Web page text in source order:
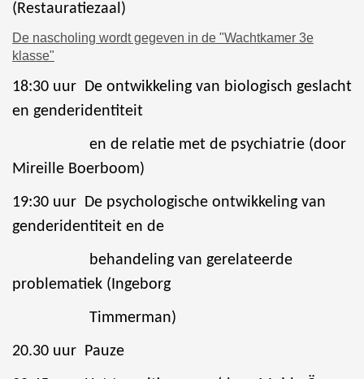
(Restauratiezaal)
De nascholing wordt gegeven in de "Wachtkamer 3e
klasse"
18:30 uur De ontwikkeling van biologisch geslacht
en genderidentiteit
en de relatie met de psychiatrie (door
Mireille Boerboom)
19:30 uur De psychologische ontwikkeling van
genderidentiteit en de
behandeling van gerelateerde
problematiek (Ingeborg
Timmerman)
20.30 uur Pauze